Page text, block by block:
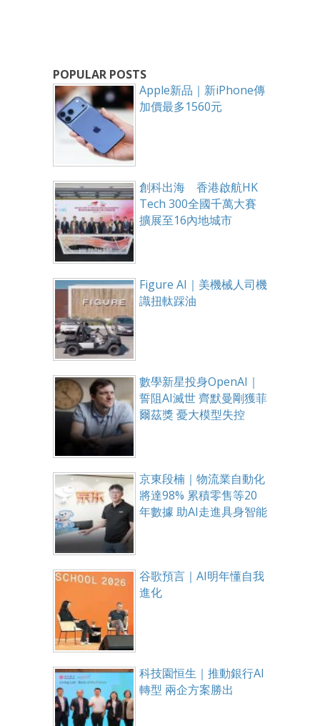
POPULAR POSTS
Apple新品｜新iPhone傳
加價最多1560元
創科出海 香港啟航HK
Tech 300全國千萬大賽
擴展至16內地城市
Figure AI｜美機械人司機
識扭軚踩油
數學新星投身OpenAI｜
誓阻AI滅世 齊默曼剛獲菲
爾茲獎 憂大模型失控
京東段楠｜物流業自動化
將達98% 累積零售等20
年數據 助AI走進具身智能
谷歌預言｜AI明年懂自我
進化
科技園恒生｜推動銀行AI
轉型 兩企方案勝出